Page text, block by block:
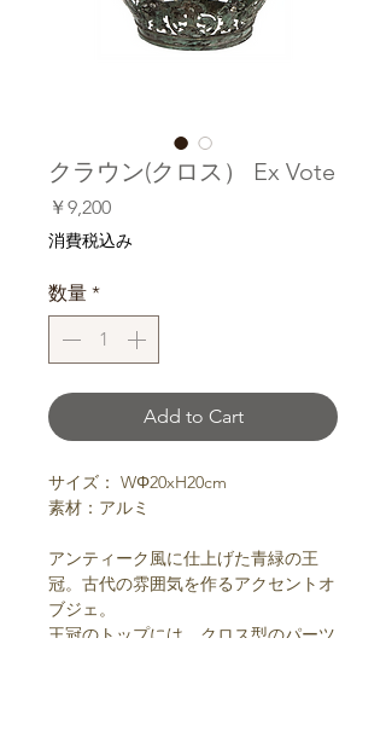
クラウン(クロス） Ex Vote
￥9,200価
格
消費税込み
数量 *
Add to Cart
サイズ： WΦ20xH20cm
素材：アルミ
アンティーク風に仕上げた青緑の王
冠。古代の雰囲気を作るアクセントオ
ブジェ。
王冠のトップには、クロス型のパーツ